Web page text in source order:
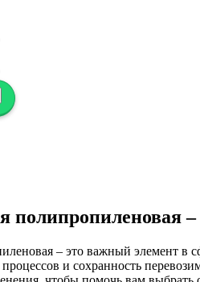
полипропиленовая
– это важный элемент в
и сохранность